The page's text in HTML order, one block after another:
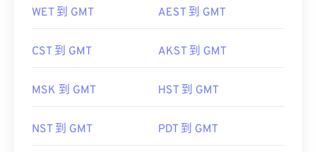
WET 到 GMT AEST 到 GMT
CST 到 GMT AKST 到 GMT
MSK 到 GMT HST 到 GMT
NST 到 GMT PDT 到 GMT